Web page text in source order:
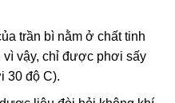
trần bì nằm ở chất tinh
vì vậy, chỉ được phơi sấy
30 độ C).